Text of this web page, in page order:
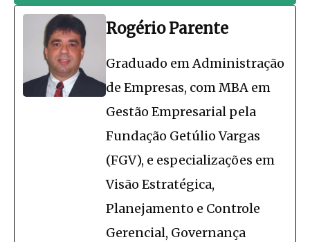
Rogério Parente
Graduado em Administração
de Empresas, com MBA em
Gestão Empresarial pela
Fundação Getúlio Vargas
(FGV), e especializações em
Visão Estratégica,
Planejamento e Controle
Gerencial, Governança